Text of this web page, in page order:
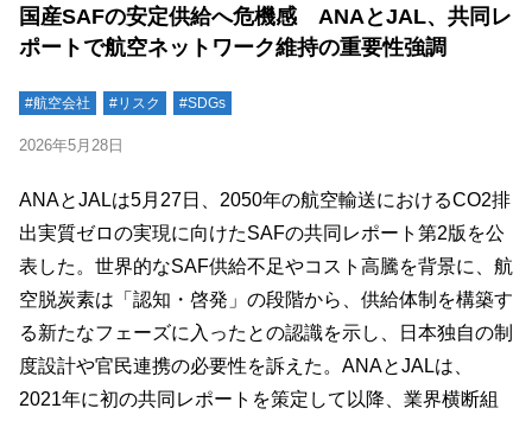
国産SAFの安定供給へ危機感 ANAとJAL、共同レ
ポートで航空ネットワーク維持の重要性強調
#航空会社 #リスク #SDGs
2026年5月28日
ANAとJALは5月27日、2050年の航空輸送におけるCO2排
出実質ゼロの実現に向けたSAFの共同レポート第2版を公
表した。世界的なSAF供給不足やコスト高騰を背景に、航
空脱炭素は「認知・啓発」の段階から、供給体制を構築す
る新たなフェーズに入ったとの認識を示し、日本独自の制
度設計や官民連携の必要性を訴えた。ANAとJALは、
2021年に初の共同レポートを策定して以降、業界横断組